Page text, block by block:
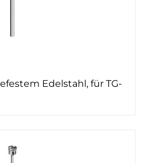
Edelstahl, für TG-